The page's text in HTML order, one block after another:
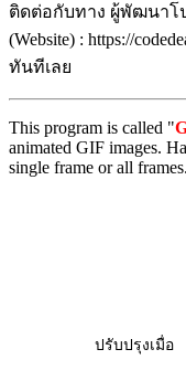
ติดต่อกับทาง ผู้พัฒนาโ
(Website) : https://
ทันทีเลย
This program is called "
animated GIF images.
single frame or all
ปรับปรุงเมื่อ